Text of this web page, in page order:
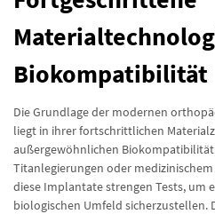
Biokompatibilität
Die Grundlage der modernen
liegt in ihrer fortschrittlichen
außergewöhnlichen
Titanlegierungen oder
diese Implantate strengen Tests, um
biologischen Umfeld sicherzustellen.